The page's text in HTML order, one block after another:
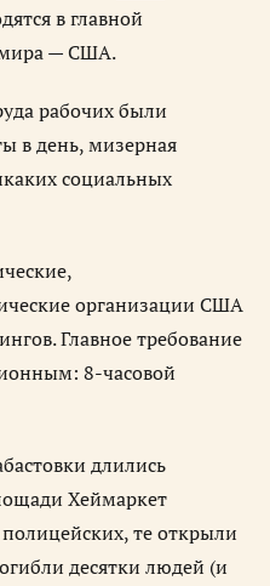
в главной
мира — США.
рабочих были
в день, мизерная
социальных
организации США
Главное требование
8-часовой
длились
Хеймаркет
те открыли
десятки людей (и